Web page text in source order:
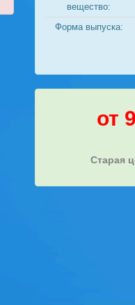
вещество:
Форма выпуска:
от
Старая